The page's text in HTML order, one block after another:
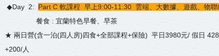
◆Day 2: Part C 軟課程 早上9:00-11:30 雲端、大數據、遊戲、物聯
餐食 : 宜蘭特色早餐、早茶
★ 兩日營(含一泊(四人房)四食+全部課程+保險) 平日3980元/ 假日
+200/人